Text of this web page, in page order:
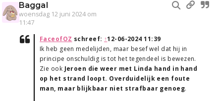
Baggal
woensdag 12 juni 2024 om
11:47
FaceofOZ schreef: ↑12-06-2024 11:39
Ik heb geen medelijden, maar besef wel dat hij in
principe onschuldig is tot het tegendeel is bewezen.
Zie ook Jeroen die weer met Linda hand in hand
op het strand loopt. Overduidelijk een foute
man, maar blijkbaar niet strafbaar genoeg.